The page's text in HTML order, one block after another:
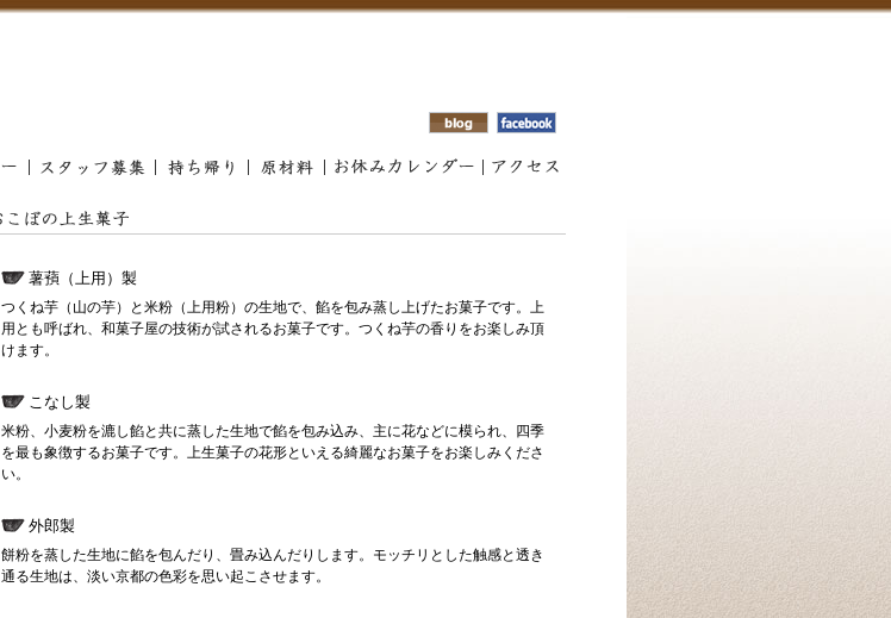
薯蕷（上用）製
つくね芋（山の芋）と米粉（上用粉）の生地で、餡を包み蒸し上げたお菓子です。上
用とも呼ばれ、和菓子屋の技術が試されるお菓子です。つくね芋の香りをお楽しみ頂
けます。
こなし製
米粉、小麦粉を漉し餡と共に蒸した生地で餡を包み込み、主に花などに模られ、四季
を最も象徴するお菓子です。上生菓子の花形といえる綺麗なお菓子をお楽しみくださ
い。
外郎製
餅粉を蒸した生地に餡を包んだり、畳み込んだりします。モッチリとした触感と透き
通る生地は、淡い京都の色彩を思い起こさせます。